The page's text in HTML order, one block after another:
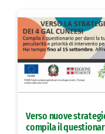
Verso nuove
compila il